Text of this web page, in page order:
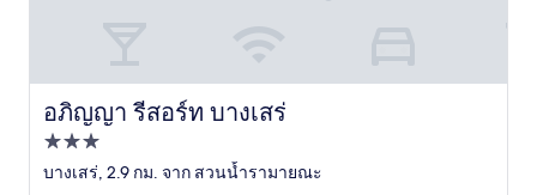
อภิญญา รีสอร์ท บางเสร่
อภิญญา รีสอร์ท บางเสร่
ที่พัก
3.0
บางเสร่, 2.9 กม. จาก สวนน้ำรามายณะ